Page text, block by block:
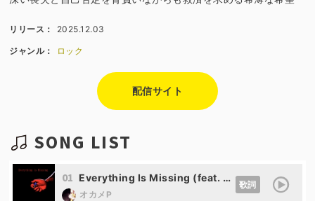
リリース： 2025.12.03
ジャンル： ロック
配信サイト
SONG LIST
01 Everything Is Missing (feat. Kevin)
オカメP
歌詞